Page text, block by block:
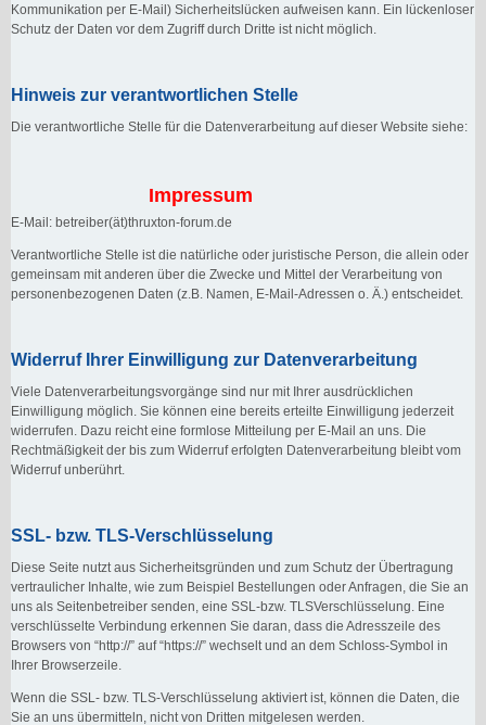
Kommunikation per E-Mail) Sicherheitslücken aufweisen kann. Ein lückenloser
Schutz der Daten vor dem Zugriff durch Dritte ist nicht möglich.
Hinweis zur verantwortlichen Stelle
Die verantwortliche Stelle für die Datenverarbeitung auf dieser Website siehe:
Impressum
E-Mail: betreiber(ät)thruxton-forum.de
Verantwortliche Stelle ist die natürliche oder juristische Person, die allein oder
gemeinsam mit anderen über die Zwecke und Mittel der Verarbeitung von
personenbezogenen Daten (z.B. Namen, E-Mail-Adressen o. Ä.) entscheidet.
Widerruf Ihrer Einwilligung zur Datenverarbeitung
Viele Datenverarbeitungsvorgänge sind nur mit Ihrer ausdrücklichen
Einwilligung möglich. Sie können eine bereits erteilte Einwilligung jederzeit
widerrufen. Dazu reicht eine formlose Mitteilung per E-Mail an uns. Die
Rechtmäßigkeit der bis zum Widerruf erfolgten Datenverarbeitung bleibt vom
Widerruf unberührt.
SSL- bzw. TLS-Verschlüsselung
Diese Seite nutzt aus Sicherheitsgründen und zum Schutz der Übertragung
vertraulicher Inhalte, wie zum Beispiel Bestellungen oder Anfragen, die Sie an
uns als Seitenbetreiber senden, eine SSL-bzw. TLSVerschlüsselung. Eine
verschlüsselte Verbindung erkennen Sie daran, dass die Adresszeile des
Browsers von “http://” auf “https://” wechselt und an dem Schloss-Symbol in
Ihrer Browserzeile.
Wenn die SSL- bzw. TLS-Verschlüsselung aktiviert ist, können die Daten, die
Sie an uns übermitteln, nicht von Dritten mitgelesen werden.